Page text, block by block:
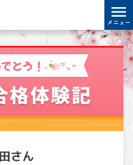
とう！
格体験記